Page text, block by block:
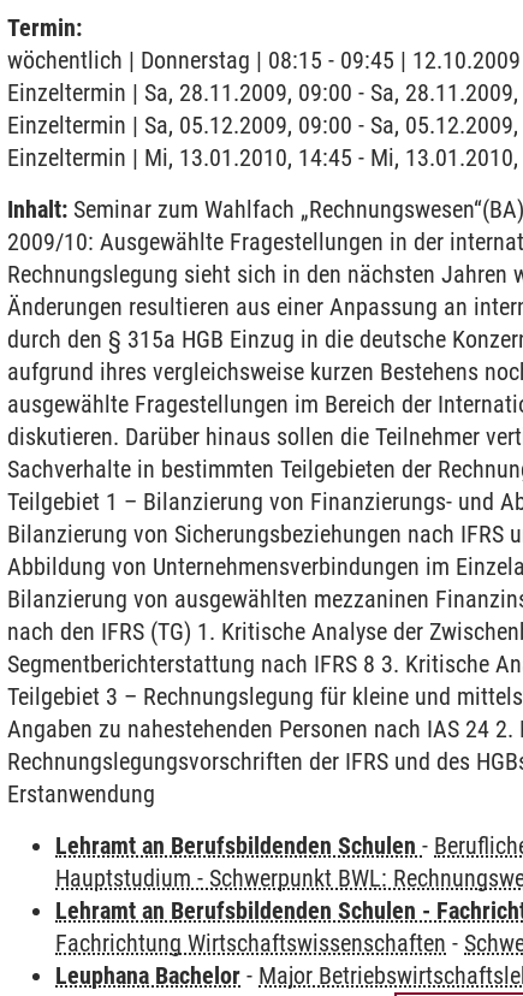
Termin:
wöchentlich | Donnerstag | 08:15 - 09:45 |
Einzeltermin | Sa, 28.11.2009, 09:00 - Sa,
Einzeltermin | Sa, 05.12.2009, 09:00 - Sa,
Einzeltermin | Mi, 13.01.2010, 14:45 - Mi,
Inhalt: Seminar zum Wahlfach
2009/10: Ausgewählte Fragestellungen in der
Rechnungslegung sieht sich in den nächsten Jahren
Änderungen resultieren aus einer Anpassung an
durch den § 315a HGB Einzug in die deutsche
aufgrund ihres vergleichsweise kurzen Bestehens
ausgewählte Fragestellungen im Bereich der
diskutieren. Darüber hinaus sollen die Teilnehmer
Sachverhalte in bestimmten Teilgebieten der
Teilgebiet 1 – Bilanzierung von Finanzierungs- und
Bilanzierung von Sicherungsbeziehungen nach IFRS
Abbildung von Unternehmensverbindungen im
Bilanzierung von ausgewählten mezzaninen
nach den IFRS (TG) 1. Kritische Analyse der
Segmentberichterstattung nach IFRS 8 3. Kritische
Teilgebiet 3 – Rechnungslegung für kleine und
Angaben zu nahestehenden Personen nach IAS 24
Rechnungslegungsvorschriften der IFRS und des
Erstanwendung
Lehramt an Berufsbildenden Schulen-
Hauptstudium - Schwerpunkt BWL:
Lehramt an Berufsbildenden Schulen -
Fachrichtung Wirtschaftswissenschaften -
Leuphana Bachelor - Major